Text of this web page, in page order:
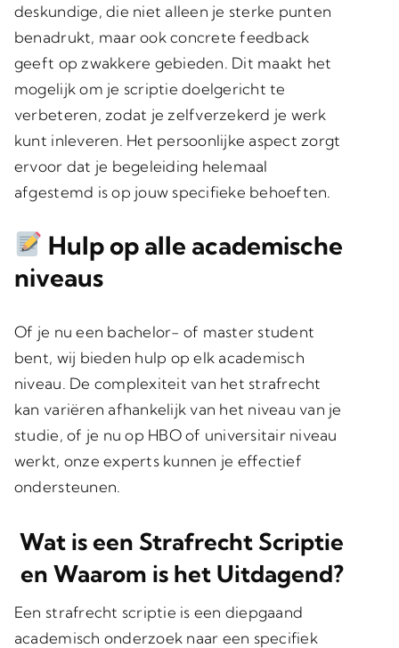
deskundige, die niet alleen je sterke punten
benadrukt, maar ook concrete feedback
geeft op zwakkere gebieden. Dit maakt het
mogelijk om je scriptie doelgericht te
verbeteren, zodat je zelfverzekerd je werk
kunt inleveren. Het persoonlijke aspect zorgt
ervoor dat je begeleiding helemaal
afgestemd is op jouw specifieke behoeften.
Hulp op alle academische
niveaus
Of je nu een bachelor- of master student
bent, wij bieden hulp op elk academisch
niveau. De complexiteit van het strafrecht
kan variëren afhankelijk van het niveau van je
studie, of je nu op HBO of universitair niveau
werkt, onze experts kunnen je effectief
ondersteunen.
Wat is een Strafrecht Scriptie
en Waarom is het Uitdagend?
Een strafrecht scriptie is een diepgaand
academisch onderzoek naar een specifiek